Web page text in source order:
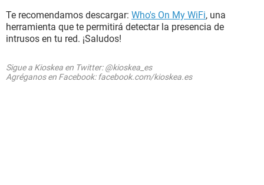
Te recomendamos descargar: Who's On My WiFi, una
herramienta que te permitirá detectar la presencia de
intrusos en tu red. ¡Saludos!
Sigue a Kioskea en Twitter: @kioskea_es
Agréganos en Facebook: facebook.com/kioskea.es